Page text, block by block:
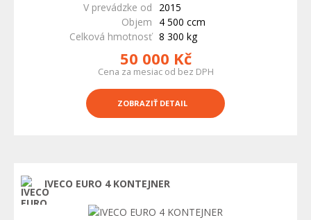
V prevádzke od
2015
Objem
4 500 ccm
Celková hmotnosť 8 300 kg
50 000 Kč
Cena za mesiac od bez DPH
ZOBRAZIŤ DETAIL
IVECO EURO 4 KONTEJNER